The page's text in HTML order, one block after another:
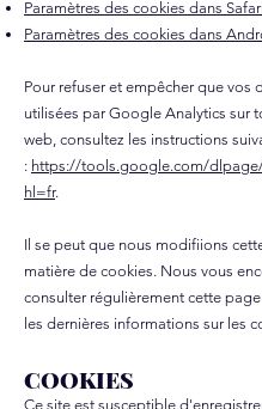
Paramètres des cookies dans
Paramètres des cookies dans
Pour refuser et empêcher que vos
utilisées par Google Analytics sur
web, consultez les instructions
: https://tools.google.com/
hl=fr.
Il se peut que nous modifiions
matière de cookies. Nous vous
consulter régulièrement cette
les dernières informations sur les
COOKIES
Ce site est susceptible